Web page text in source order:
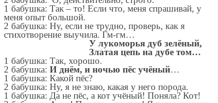
1 бабушка: Так – то! Если что, меня спрашивай, у
меня опыт большой.
2 бабушка: Ну, если не трудно, проверь, как я
стихотворение выучила. Гм-гм…
У лукоморья дуб зелёный,
Златая цепь на дубе том…
1 бабушка: Так, хорошо.
2 бабушка: И днём, и ночью пёс учёный…
1 бабушка: Какой пёс?
2 бабушка: Ну, я не знаю, какая у него порода.
1 бабушка: Да не пёс, а кот учёный! Поняла? Кот!